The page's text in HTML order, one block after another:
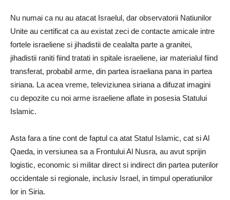
Nu numai ca nu au atacat Israelul, dar observatorii Natiunilor
Unite au certificat ca au existat zeci de contacte amicale intre
fortele israeliene si jihadistii de cealalta parte a granitei,
jihadistii raniti fiind tratati in spitale israeliene, iar materialul fiind
transferat, probabil arme, din partea israeliana pana in partea
siriana. La acea vreme, televiziunea siriana a difuzat imagini
cu depozite cu noi arme israeliene aflate in posesia Statului
Islamic.
Asta fara a tine cont de faptul ca atat Statul Islamic, cat si Al
Qaeda, in versiunea sa a Frontului Al Nusra, au avut sprijin
logistic, economic si militar direct si indirect din partea puterilor
occidentale si regionale, inclusiv Israel, in timpul operatiunilor
lor in Siria.